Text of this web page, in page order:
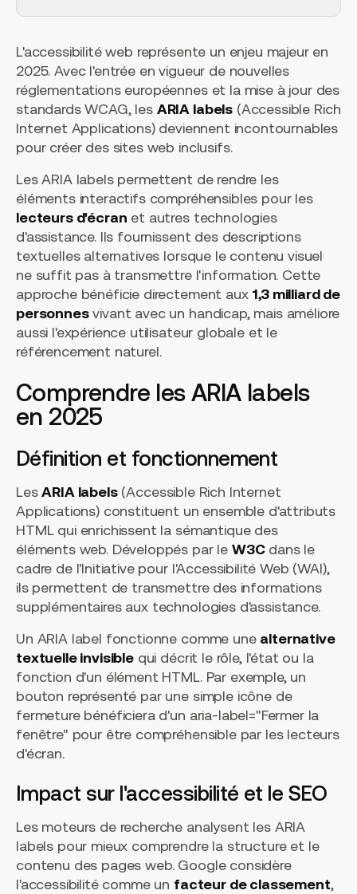
L'accessibilité web représente un enjeu majeur en
2025. Avec l'entrée en vigueur de nouvelles
réglementations européennes et la mise à jour des
standards WCAG, les ARIA labels (Accessible Rich
Internet Applications) deviennent incontournables
pour créer des sites web inclusifs.
Les ARIA labels permettent de rendre les
éléments interactifs compréhensibles pour les
lecteurs d'écran et autres technologies
d'assistance. Ils fournissent des descriptions
textuelles alternatives lorsque le contenu visuel
ne suffit pas à transmettre l'information. Cette
approche bénéficie directement aux 1,3 milliard de
personnesvivant avec un handicap, mais améliore
aussi l'expérience utilisateur globale et le
référencement naturel.
Comprendre les ARIA labels
en 2025
Définition et fonctionnement
LesARIA labels(Accessible Rich Internet
Applications) constituent un ensemble d'attributs
HTML qui enrichissent la sémantique des
éléments web. Développés par le W3Cdans le
cadre de l'Initiative pour l'Accessibilité Web (WAI),
ils permettent de transmettre des informations
supplémentaires aux technologies d'assistance.
Un ARIA label fonctionne comme une alternative
textuelle invisiblequi décrit le rôle, l'état ou la
fonction d'un élément HTML. Par exemple, un
bouton représenté par une simple icône de
fermeture bénéficiera d'un aria-label="Fermer la
fenêtre" pour être compréhensible par les lecteurs
d'écran.
Impact sur l'accessibilité et le SEO
Les moteurs de recherche analysent les ARIA
labels pour mieux comprendre la structure et le
contenu des pages web. Google considère
l'accessibilité comme un facteur de classement,